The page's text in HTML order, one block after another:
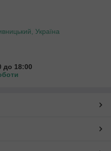
Україна
до 18:00